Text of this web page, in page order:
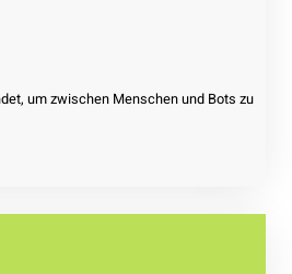
um zwischen Menschen und Bots zu